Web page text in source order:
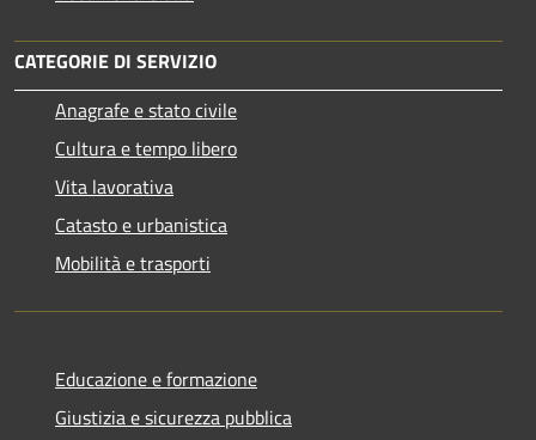
CATEGORIE DI SERVIZIO
Anagrafe e stato civile
Cultura e tempo libero
Vita lavorativa
Catasto e urbanistica
Mobilità e trasporti
Educazione e formazione
Giustizia e sicurezza pubblica